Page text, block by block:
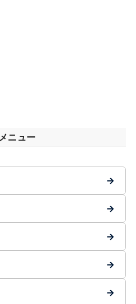
ニュー
→
→
→
→
→